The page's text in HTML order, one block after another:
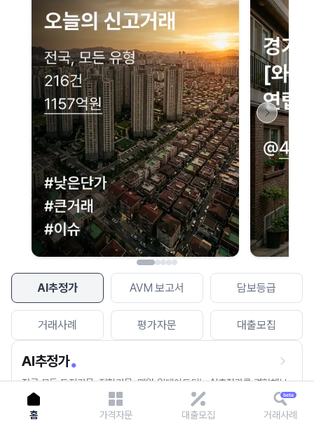
AI추정가 AVM 보고서 담보등급
거래사례 평가자문 대출모집
AI추정가
전국 모든 토지건물, 집합건물, 매월 업데이트되는 AI추정가를 경험해보
세요.
네이버 지도 연결 안내
현재 네이버 지도 연결이 원활하지 않아 지도를 불러올 수 없습니다.
이용에 불편을 드려 죄송합니다.
다시 시도
홈 가격자문 대출모집 거래사례